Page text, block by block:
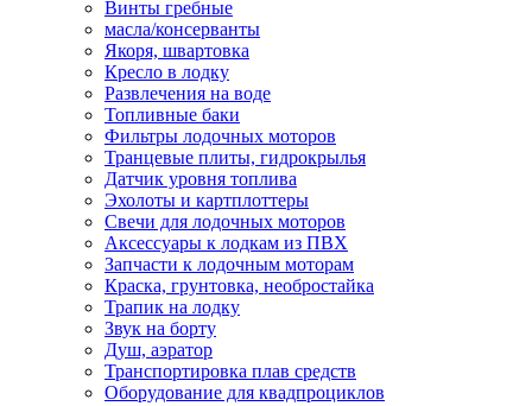
Винты гребные
масла/консерванты
Якоря, швартовка
Кресло в лодку
Развлечения на воде
Топливные баки
Фильтры лодочных моторов
Транцевые плиты, гидрокрылья
Датчик уровня топлива
Эхолоты и картплоттеры
Cвечи для лодочных моторов
Аксессуары к лодкам из ПВХ
Запчасти к лодочным моторам
Краска, грунтовка, необростайка
Трапик на лодку
Звук на борту
Душ, аэратор
Транспортировка плав средств
Оборудование для квадпроциклов